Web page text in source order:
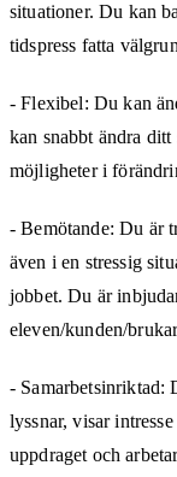
situationer. Du kan
tidspress fatta
- Flexibel: Du kan
kan snabbt ändra
möjligheter i
- Bemötande: Du är
även i en stressig
jobbet. Du är
eleven/kunden/
- Samarbetsinriktad:
lyssnar, visar
uppdraget och